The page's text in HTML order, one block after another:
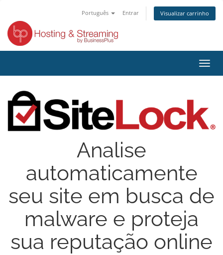
Português Entrar Visualizar carrinho
Analise
automaticamente
seu site em busca de
malware e proteja
sua reputação online